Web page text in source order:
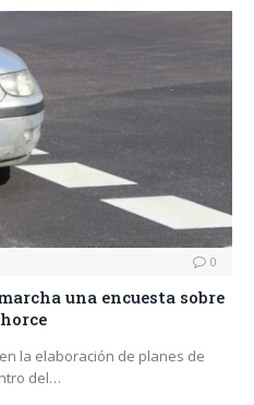
0
una encuesta sobre
la elaboración de planes de
del…